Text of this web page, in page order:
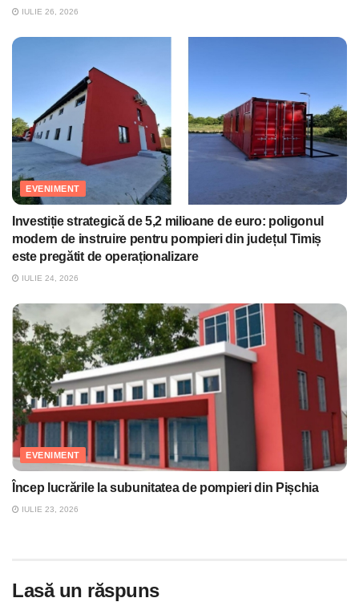
IULIE 26, 2026
EVENIMENT
Investiție strategică de 5,2 milioane de euro: poligonul
modern de instruire pentru pompieri din județul Timiș
este pregătit de operaționalizare
IULIE 24, 2026
EVENIMENT
Încep lucrările la subunitatea de pompieri din Pișchia
IULIE 23, 2026
Lasă un răspuns